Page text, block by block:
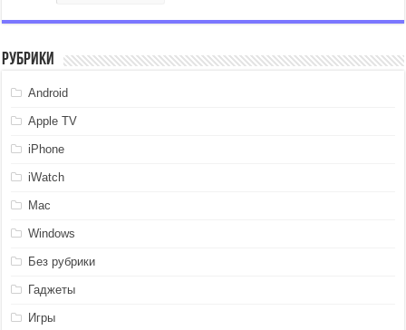
Рубрики
Android
Apple TV
iPhone
iWatch
Mac
Windows
Без рубрики
Гаджеты
Игры